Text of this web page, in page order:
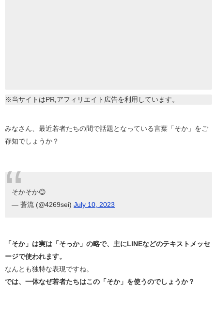
※当サイトはPR,アフィリエイト広告を利用しています。
みなさん、最近若者たちの間で話題となっている言葉「そか」をご
存知でしょうか？
そかそか😊
— 蒼流 (@4269sei) July 10, 2023
「そか」は実は「そっか」の略で、主にLINEなどのテキストメッセ
ージで使われます。
なんとも独特な表現ですね。
では、一体なぜ若者たちはこの「そか」を使うのでしょうか？